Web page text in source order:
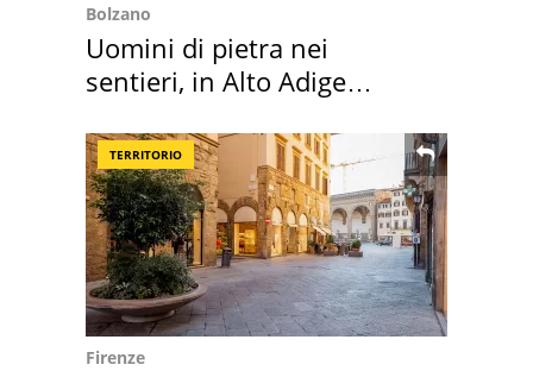
Bolzano
Uomini di pietra nei
sentieri, in Alto Adige
TERRITORIO
Firenze